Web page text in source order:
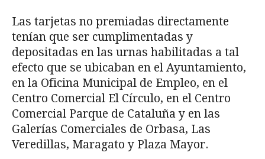
Las tarjetas no premiadas directamente
tenían que ser cumplimentadas y
depositadas en las urnas habilitadas a tal
efecto que se ubicaban en el Ayuntamiento,
en la Oficina Municipal de Empleo, en el
Centro Comercial El Círculo, en el Centro
Comercial Parque de Cataluña y en las
Galerías Comerciales de Orbasa, Las
Veredillas, Maragato y Plaza Mayor.